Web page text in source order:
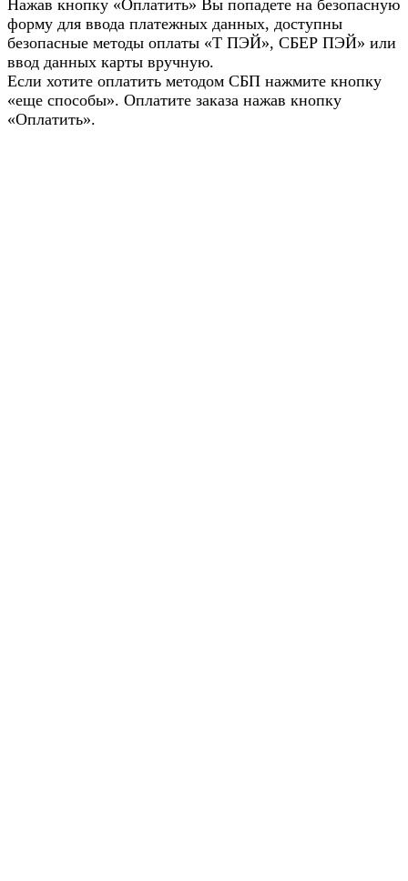
Нажав кнопку «Оплатить» Вы попадете на безопасную
форму для ввода платежных данных, доступны
безопасные методы оплаты «Т ПЭЙ», СБЕР ПЭЙ» или
ввод данных карты вручную.
Если хотите оплатить методом СБП нажмите кнопку
«еще способы». Оплатите заказа нажав кнопку
«Оплатить».